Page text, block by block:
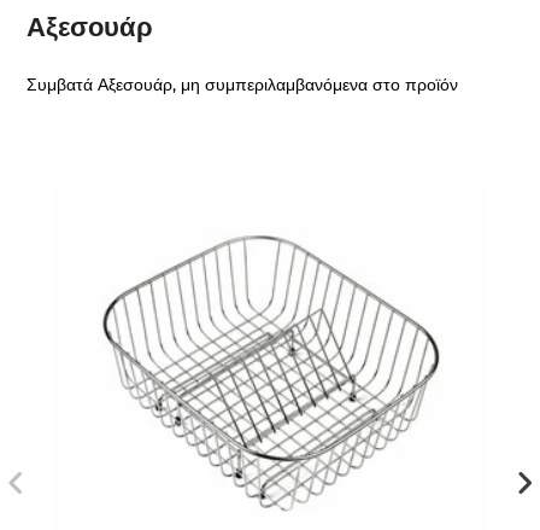
Αξεσουάρ
Συμβατά Αξεσουάρ, μη συμπεριλαμβανόμενα στο προϊόν